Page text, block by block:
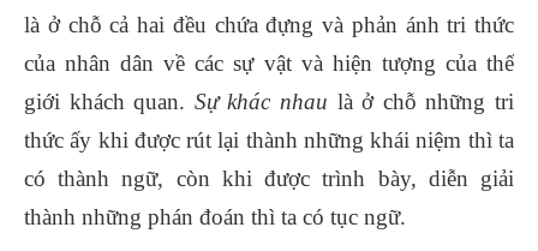
là ở chỗ cả hai đều chứa đựng và phản ánh tri thức
của nhân dân về các sự vật và hiện tượng của thế
giới khách quan. Sự khác nhau là ở chỗ những tri
thức ấy khi được rút lại thành những khái niệm thì ta
có thành ngữ, còn khi được trình bày, diễn giải
thành những phán đoán thì ta có tục ngữ.